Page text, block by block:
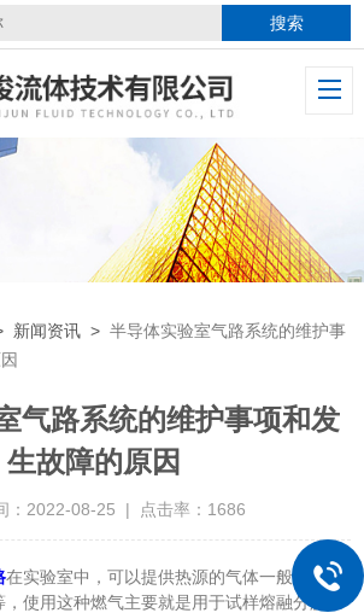
新闻资讯 >半导体实验室气路系统的维护事
气路系统的维护事项和发
生故障的原因
：2022-08-25 | 点击率：1686
在实验室中，可以提供热源的气体一般是：天
使用这种燃气主要就是用于试样熔融分解和